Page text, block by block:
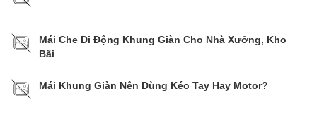
Mái Che Di Động Khung Giàn Cho Nhà Xưởng, Kho
Bãi
Mái Khung Giàn Nên Dùng Kéo Tay Hay Motor?